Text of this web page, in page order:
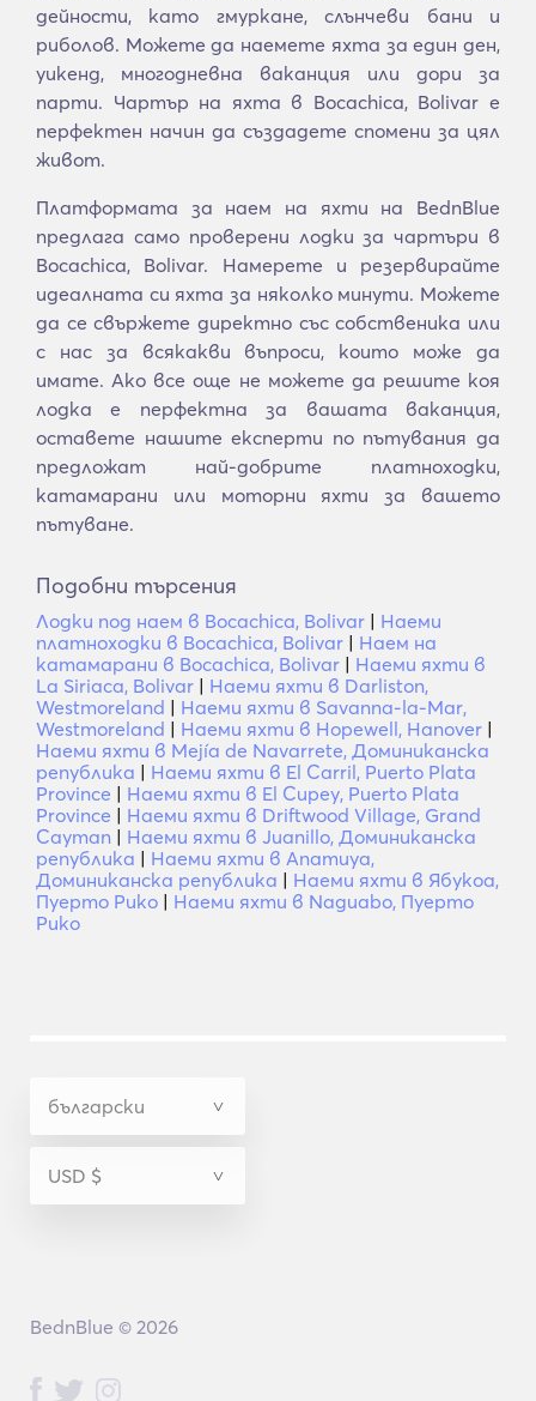
дейности, като гмуркане, слънчеви бани и
риболов. Можете да наемете яхта за един ден,
уикенд, многодневна ваканция или дори за
парти. Чартър на яхта в Bocachica, Bolivar е
перфектен начин да създадете спомени за цял
живот.
Платформата за наем на яхти на BednBlue
предлага само проверени лодки за чартъри в
Bocachica, Bolivar. Намерете и резервирайте
идеалната си яхта за няколко минути. Можете
да се свържете директно със собственика или
с нас за всякакви въпроси, които може да
имате. Ако все още не можете да решите коя
лодка е перфектна за вашата ваканция,
оставете нашите експерти по пътувания да
предложат най-добрите платноходки,
катамарани или моторни яхти за вашето
пътуване.
Подобни търсения
Лодки под наем в Bocachica, Bolivar | Наеми
платноходки в Bocachica, Bolivar | Наем на
катамарани в Bocachica, Bolivar | Наеми яхти в
La Siriaca, Bolivar | Наеми яхти в Darliston,
Westmoreland | Наеми яхти в Savanna-la-Mar,
Westmoreland | Наеми яхти в Hopewell, Hanover |
Наеми яхти в Mejía de Navarrete, Доминиканска
република | Наеми яхти в El Carril, Puerto Plata
Province | Наеми яхти в El Cupey, Puerto Plata
Province | Наеми яхти в Driftwood Village, Grand
Cayman | Наеми яхти в Juanillo, Доминиканска
република | Наеми яхти в Anamuya,
Доминиканска република | Наеми яхти в Ябукоа,
Пуерто Рико | Наеми яхти в Naguabo, Пуерто
Рико
BednBlue © 2026